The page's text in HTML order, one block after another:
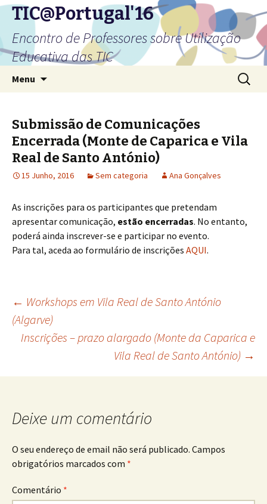
TIC@Portugal'16
Encontro de Professores sobre Utilização
Educativa das TIC
Menu
por:
Submissão de Comunicações
Encerrada (Monte de Caparica e Vila
Real de Santo António)
15 Junho, 2016 Sem categoria Ana Gonçalves
As inscrições para os participantes que pretendam
apresentar comunicação, estão encerradas. No entanto,
poderá ainda inscrever-se e participar no evento.
Para tal, aceda ao formulário de inscrições AQUI.
Navegação
de
artigos
← Workshops em Vila Real de Santo António
(Algarve)
Inscrições – prazo alargado (Monte da Caparica e
Vila Real de Santo António) →
Deixe um comentário
O seu endereço de email não será publicado. Campos
obrigatórios marcados com *
Comentário *